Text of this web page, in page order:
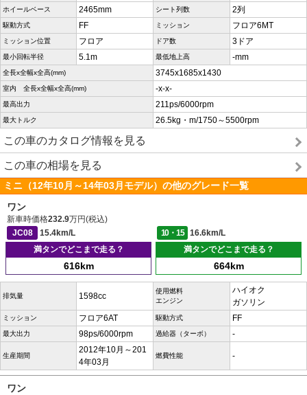
ホイールベース 2465mm シート列数 2列
駆動方式 FF ミッション フロア6MT
ミッション位置 フロア ドア数 3ドア
最小回転半径 5.1m 最低地上高 -mm
全長x全幅x全高(mm) 3745x1685x1430
室内 全長x全幅x全高(mm) -x-x-
最高出力 211ps/6000rpm
最大トルク 26.5kg・m/1750～5500rpm
この車のカタログ情報を見る
この車の相場を見る
ミニ（12年10月～14年03月モデル）の他のグレード一覧
ワン
新車時価格232.9万円(税込)
JC08
15.4km/L 10・15
16.6km/L
満タンでどこまで走る？
616km
満タンでどこまで走る？
664km
排気量 1598cc
使用燃料
エンジン
ハイオク
ガソリン
ミッション フロア6AT 駆動方式 FF
最大出力 98ps/6000rpm 過給器（ターボ） -
生産期間
2012年10月～201
4年03月
燃費性能 -
ワン